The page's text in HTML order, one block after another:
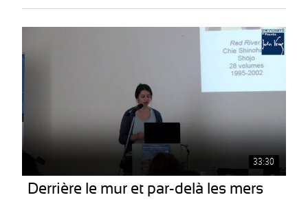
33:30
Derrière le mur et par-delà les mers